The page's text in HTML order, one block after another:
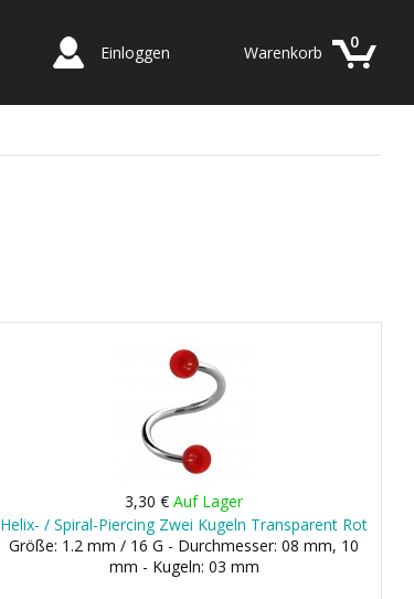
Einloggen
0
Warenkorb
3,30 €Auf Lager
Helix- / Spiral-Piercing Zwei Kugeln Transparent Rot
Größe: 1.2 mm / 16 G - Durchmesser: 08 mm, 10
mm - Kugeln: 03 mm